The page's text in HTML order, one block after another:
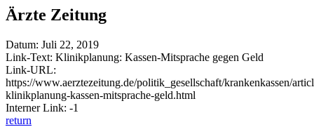
Ärzte Zeitung
Datum: Juli 22, 2019
Link-Text: Klinikplanung: Kassen-Mitsprache gegen Geld
Link-URL:
https://www.aerztezeitung.de/politik_gesellschaft/krankenkassen/
klinikplanung-kassen-mitsprache-geld.html
Interner Link: -1
return